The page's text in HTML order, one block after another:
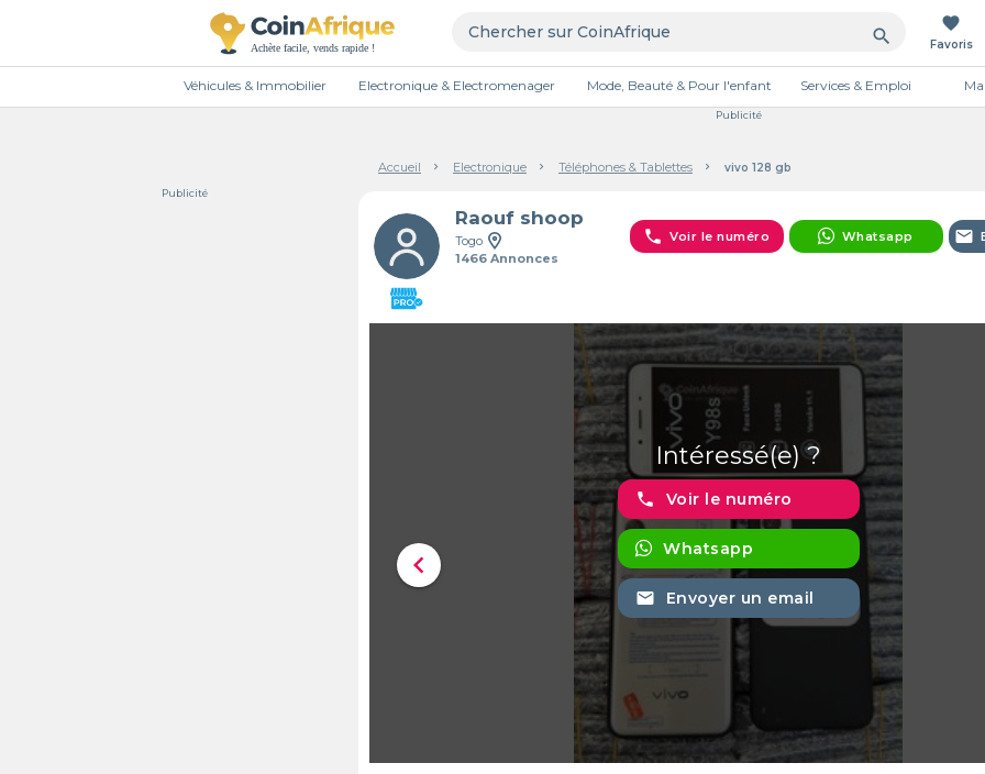
search
favorite
Favoris
Véhicules & Immobilier Electronique & Electromenager Mode, Beauté & Pour l'enfant Services & Emploi
Publicité
Accueil Electronique Téléphones & Tablettes vivo 128 gb
Publicité
Raouf shoop
Togo
1466 Annonces
phone Voir le numéro Whatsapp email
chevron_left
Intéressé(e) ?
phone Voir le numéro
Whatsapp
email Envoyer un email